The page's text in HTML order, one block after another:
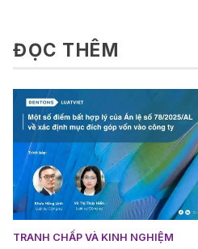
ĐỌC THÊM
TRANH CHẤP VÀ KINH NGHIỆM